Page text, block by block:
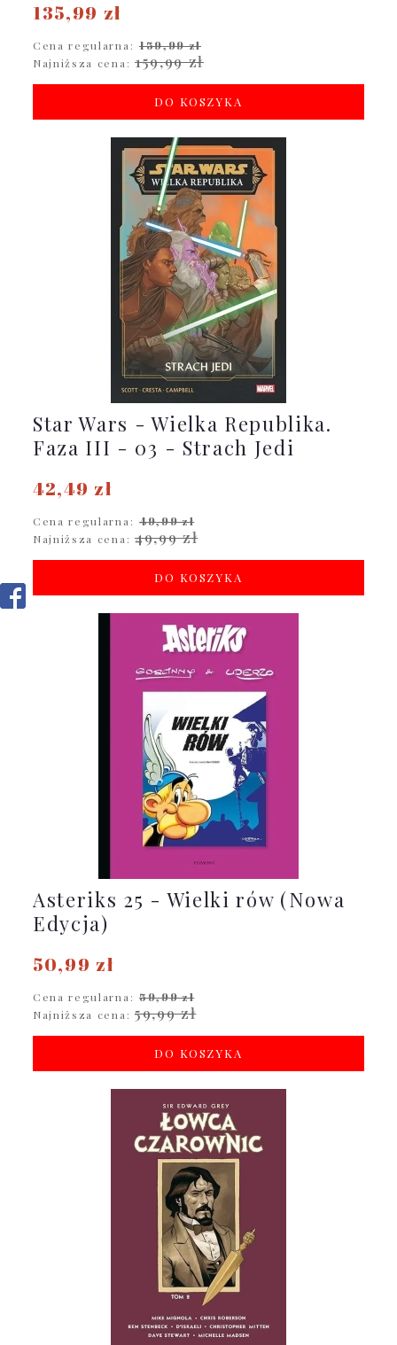
135,99 zł
Cena regularna: 159,99 zł
Najniższa cena: 159,99 zł
DO KOSZYKA
Star Wars - Wielka Republika.
Faza III - 03 - Strach Jedi
42,49 zł
Cena regularna: 49,99 zł
Najniższa cena: 49,99 zł
DO KOSZYKA
Asteriks 25 - Wielki rów (Nowa
Edycja)
50,99 zł
Cena regularna: 59,99 zł
Najniższa cena: 59,99 zł
DO KOSZYKA